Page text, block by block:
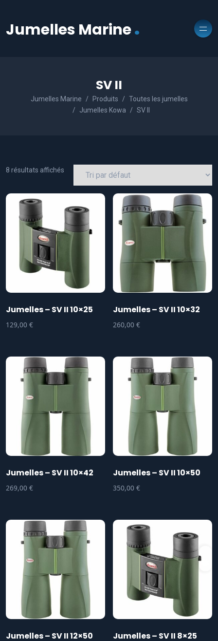
Jumelles Marine.
SV II
Jumelles Marine Produits
Toutes les jumelles
Jumelles Kowa
SV II
8 résultats affichés
Jumelles – SV II 10×25
129,00 €
Jumelles – SV II 10×32
260,00€
Jumelles – SV II 10×42
269,00 €
Jumelles – SV II 10×50
350,00€
Jumelles – SV II 12×50 Jumelles – SV II 8×25